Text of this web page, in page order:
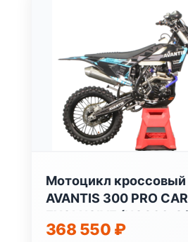
Мотоцикл кроссовый
AVANTIS 300 PRO
EXCLUSIVE (NC300-
368 550 ₽